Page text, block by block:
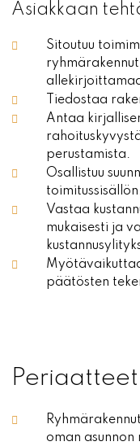
Asiakkaan
Sitoutuu
Tiedostaa
Antaa
perustamista.
Osallistuu
Vastaa
mukaisesti ja
päätösten
Periaatteet
oman asunnon